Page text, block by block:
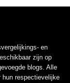
en
zijn op
blogs. Alle
hun respectievelijke